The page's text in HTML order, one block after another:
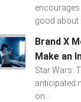
good about
Brand X
Make an
Star Wars:
anticipated
on...